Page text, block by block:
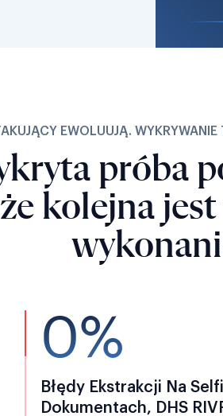
EWOLUUJĄ.
próba
​​kolejna
0%
Błędy Ekstrakcji Na
Dokumentach, DHS